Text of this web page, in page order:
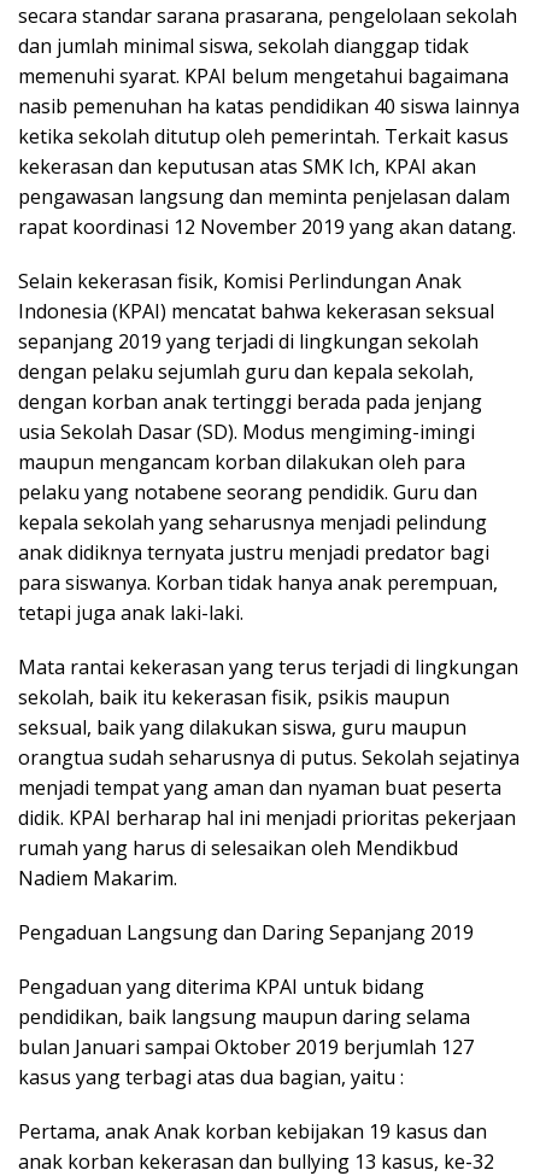
secara standar sarana prasarana, pengelolaan sekolah
dan jumlah minimal siswa, sekolah dianggap tidak
memenuhi syarat. KPAI belum mengetahui bagaimana
nasib pemenuhan ha katas pendidikan 40 siswa lainnya
ketika sekolah ditutup oleh pemerintah. Terkait kasus
kekerasan dan keputusan atas SMK Ich, KPAI akan
pengawasan langsung dan meminta penjelasan dalam
rapat koordinasi 12 November 2019 yang akan datang.
Selain kekerasan fisik, Komisi Perlindungan Anak
Indonesia (KPAI) mencatat bahwa kekerasan seksual
sepanjang 2019 yang terjadi di lingkungan sekolah
dengan pelaku sejumlah guru dan kepala sekolah,
dengan korban anak tertinggi berada pada jenjang
usia Sekolah Dasar (SD). Modus mengiming-imingi
maupun mengancam korban dilakukan oleh para
pelaku yang notabene seorang pendidik. Guru dan
kepala sekolah yang seharusnya menjadi pelindung
anak didiknya ternyata justru menjadi predator bagi
para siswanya. Korban tidak hanya anak perempuan,
tetapi juga anak laki-laki.
Mata rantai kekerasan yang terus terjadi di lingkungan
sekolah, baik itu kekerasan fisik, psikis maupun
seksual, baik yang dilakukan siswa, guru maupun
orangtua sudah seharusnya di putus. Sekolah sejatinya
menjadi tempat yang aman dan nyaman buat peserta
didik. KPAI berharap hal ini menjadi prioritas pekerjaan
rumah yang harus di selesaikan oleh Mendikbud
Nadiem Makarim.
Pengaduan Langsung dan Daring Sepanjang 2019
Pengaduan yang diterima KPAI untuk bidang
pendidikan, baik langsung maupun daring selama
bulan Januari sampai Oktober 2019 berjumlah 127
kasus yang terbagi atas dua bagian, yaitu :
Pertama, anak Anak korban kebijakan 19 kasus dan
anak korban kekerasan dan bullying 13 kasus, ke-32